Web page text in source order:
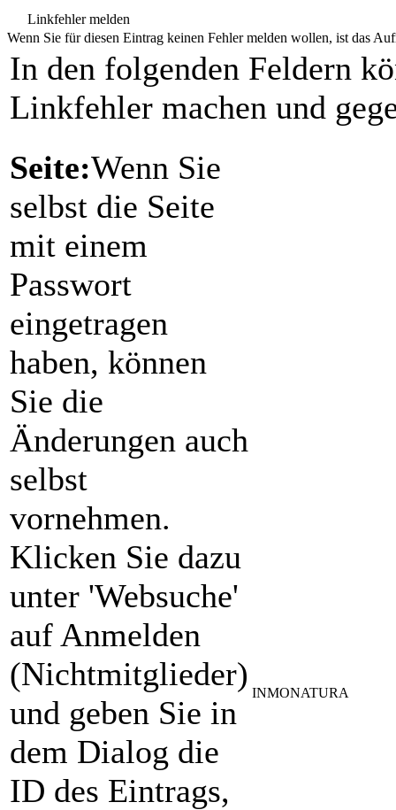
Linkfehler melden
Wenn Sie für diesen Eintrag keinen Fehler melden wollen, ist das
In den folgenden Feldern
Linkfehler machen und
Seite:Wenn Sie
selbst die Seite
mit einem
Passwort
eingetragen
haben, können
Sie die
Änderungen auch
selbst
vornehmen.
Klicken Sie dazu
unter 'Websuche'
auf Anmelden
(Nichtmitglieder)
und geben Sie in
dem Dialog die
ID des Eintrags,
INMONATURA